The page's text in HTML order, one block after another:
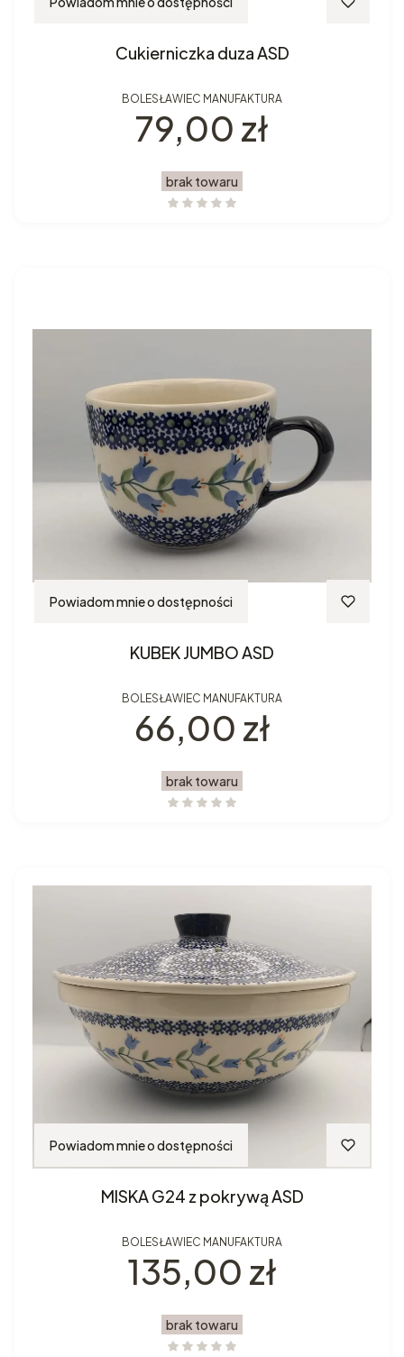
Cukierniczka duza ASD
BOLESŁAWIEC MANUFAKTURA
Cena
79,00 zł
brak towaru
Powiadom mnie o dostępności
KUBEK JUMBO ASD
BOLESŁAWIEC MANUFAKTURA
Cena
66,00 zł
brak towaru
Powiadom mnie o dostępności
MISKA G24 z pokrywą ASD
BOLESŁAWIEC MANUFAKTURA
Cena
135,00 zł
brak towaru